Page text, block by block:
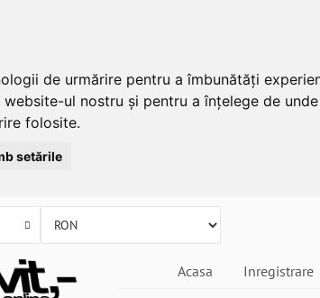
de urmărire pentru a îmbunătăți
ul nostru și pentru a înțelege de
folosite.
setările
Acasa Inregistrare